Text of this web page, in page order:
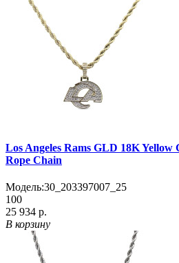
Los Angeles Rams GLD 18K Yellow
Rope Chain
Модель:30_203397007_25
100
25 934 р.
В корзину